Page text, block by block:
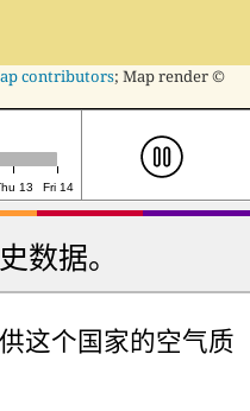
contributors; Map render ©
13 Fri 14
数据。
这个国家的空气质